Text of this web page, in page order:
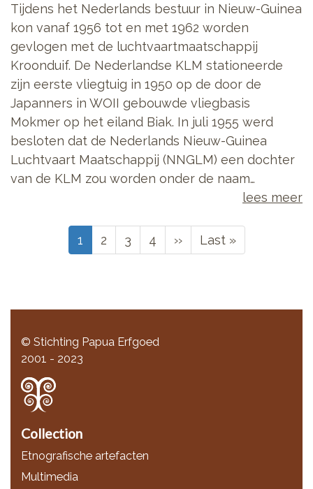
Tijdens het Nederlands bestuur in Nieuw-Guinea
kon vanaf 1956 tot en met 1962 worden
gevlogen met de luchtvaartmaatschappij
Kroonduif. De Nederlandse KLM stationeerde
zijn eerste vliegtuig in 1950 op de door de
Japanners in WOII gebouwde vliegbasis
Mokmer op het eiland Biak. In juli 1955 werd
besloten dat de Nederlands Nieuw-Guinea
Luchtvaart Maatschappij (NNGLM) een dochter
van de KLM zou worden onder de naam…
lees meer
Paginering
Huidige
pagina
1 Page
2 Page
3 Page
4
Volgende
pagina
››
Laatste
pagina
Last »
© Stichting Papua Erfgoed
2001 - 2023
Collection
Etnografische artefacten
Multimedia